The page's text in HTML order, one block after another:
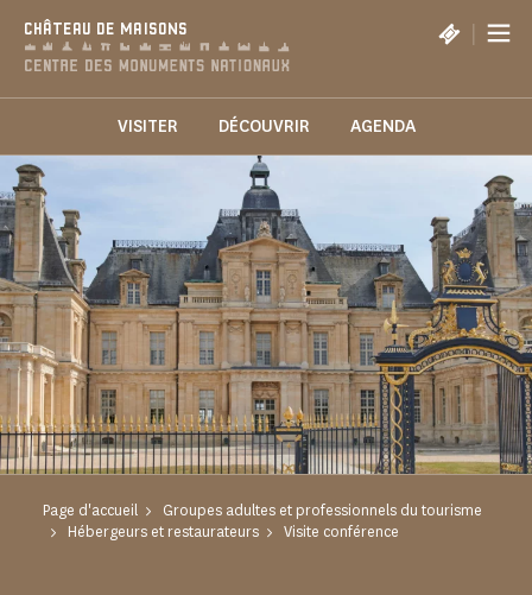
CHÂTEAU DE MAISONS |
VISITER DÉCOUVRIR AGENDA
Page d'accueil
Groupes adultes et professionnels du tourisme
Hébergeurs et restaurateurs
Visite conférence